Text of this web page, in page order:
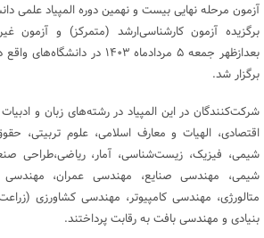
آزمون مرحله نهایی بیست و نهمین دوره المپیاد علمی
برگزیده آزمون کارشناسی‌ارشد (متمرکز) و آزمون
بعدازظهر جمعه ۵ مردادماه ۱۴۰۳
برگزار شد.
شرکت‌کنندگان در این المپیاد در رشته‌های زبان و
اقتصادی، الهیات و معارف اسلامی، علوم‌ تربیتی،
شیمی، فیزیک، زیست‌شناسی، آمار، ریاضی،طراحی
شیمی، مهندسی صنایع، مهندسی عمران،
متالورژی، مهندسی کامپیوتر، مهندسی کشاورزی
بنیادی و مهندسی بافت به رقابت پرداختند.